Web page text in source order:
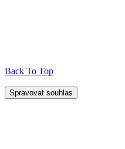
Back To Top
Spravovat souhlas